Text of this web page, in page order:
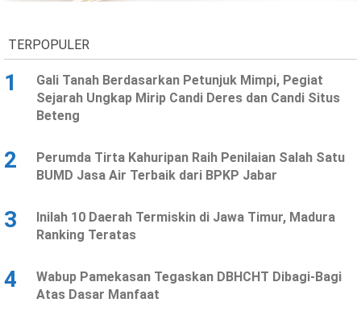
TERPOPULER
1
Gali Tanah Berdasarkan Petunjuk Mimpi, Pegiat
Sejarah Ungkap Mirip Candi Deres dan Candi Situs
Beteng
2
Perumda Tirta Kahuripan Raih Penilaian Salah Satu
BUMD Jasa Air Terbaik dari BPKP Jabar
3
Inilah 10 Daerah Termiskin di Jawa Timur, Madura
Ranking Teratas
4
Wabup Pamekasan Tegaskan DBHCHT Dibagi-Bagi
Atas Dasar Manfaat